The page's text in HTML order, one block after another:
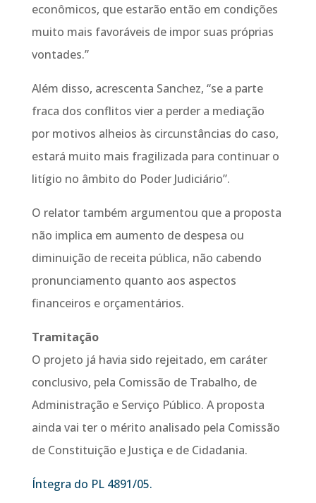
econômicos, que estarão então em condições
muito mais favoráveis de impor suas próprias
vontades.”
Além disso, acrescenta Sanchez, “se a parte
fraca dos conflitos vier a perder a mediação
por motivos alheios às circunstâncias do caso,
estará muito mais fragilizada para continuar o
litígio no âmbito do Poder Judiciário”.
O relator também argumentou que a proposta
não implica em aumento de despesa ou
diminuição de receita pública, não cabendo
pronunciamento quanto aos aspectos
financeiros e orçamentários.
Tramitação
O projeto já havia sido rejeitado, em caráter
conclusivo, pela Comissão de Trabalho, de
Administração e Serviço Público. A proposta
ainda vai ter o mérito analisado pela Comissão
de Constituição e Justiça e de Cidadania.
Íntegra do PL 4891/05.